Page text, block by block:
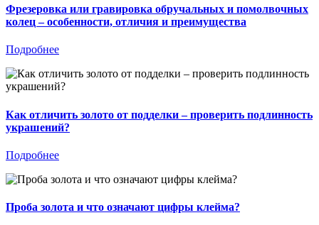
Фрезеровка или гравировка обручальных и помолвочных
колец – особенности, отличия и преимущества
Подробнее
Как отличить золото от подделки – проверить подлинность
украшений?
Подробнее
Проба золота и что означают цифры клейма?